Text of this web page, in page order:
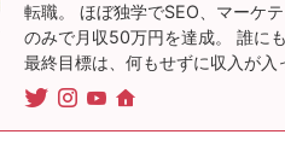
転職。 ほぼ独学でSEO、マーケ
のみで月収50万円を達成。 誰に
最終目標は、何もせずに収入が入